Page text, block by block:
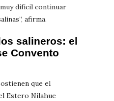
difícil continuar
afirma.
salineros: el
Convento
que el
Estero Nilahue